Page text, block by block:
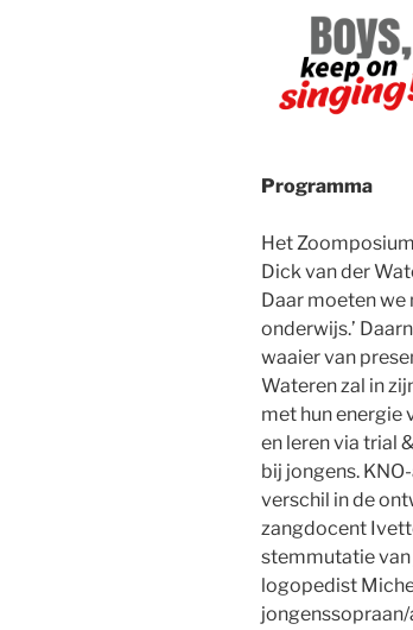
Programma
Het
Dick van der
Daar moeten we
onderwijs.’
waaier van
Wateren zal in
met hun energie
en leren via trial
bij jongens.
verschil in de
zangdocent
stemmutatie van
logopedist